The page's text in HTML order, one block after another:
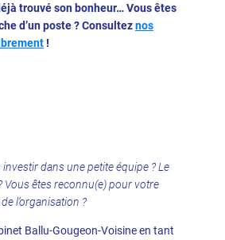
trouvé son bonheur… Vous êtes
d’un poste ? Consulteznos
!
dans une petite équipe ? Le
Vous êtes reconnu(e) pour votre
l’organisation ?
Ballu-Gougeon-Voisine en tant